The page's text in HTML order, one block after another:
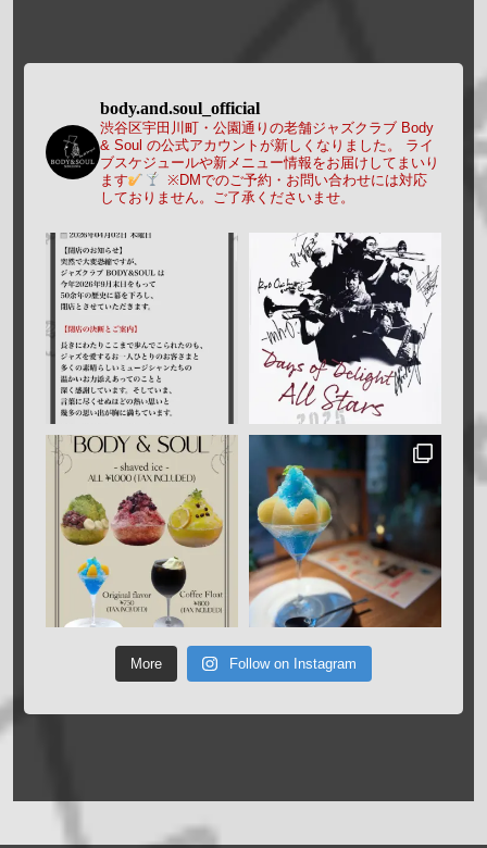
body.and.soul_official
渋谷区宇田川町・公園通りの老舗ジャズクラブ Body
& Soul の公式アカウントが新しくなりました。
ライ
ブスケジュールや新メニュー情報をお届けしてまいり
ます
※DMでのご予約・お問い合わせには対応
しておりません。ご了承くださいませ。
More Follow on Instagram